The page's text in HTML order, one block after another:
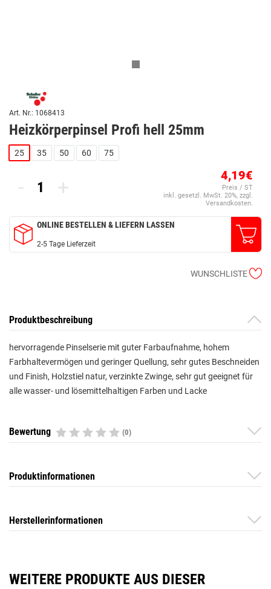
Art. Nr.: 1068413
Heizkörperpinsel Profi hell 25mm
25 35 50 60 75
- + 4,19€
Preis / ST
inkl. gesetzl. MwSt. 20%, zzgl.
Versandkosten.
ONLINE BESTELLEN & LIEFERN LASSEN
2-5 Tage Lieferzeit
WUNSCHLISTE
Produktbeschreibung
hervorragende Pinselserie mit guter Farbaufnahme, hohem
Farbhaltevermögen und geringer Quellung, sehr gutes Beschneiden
und Finish, Holzstiel natur, verzinkte Zwinge, sehr gut geeignet für
alle wasser- und lösemittelhaltigen Farben und Lacke
Bewertung (0)
Produktinformationen
Herstellerinformationen
WEITERE PRODUKTE AUS DIESER